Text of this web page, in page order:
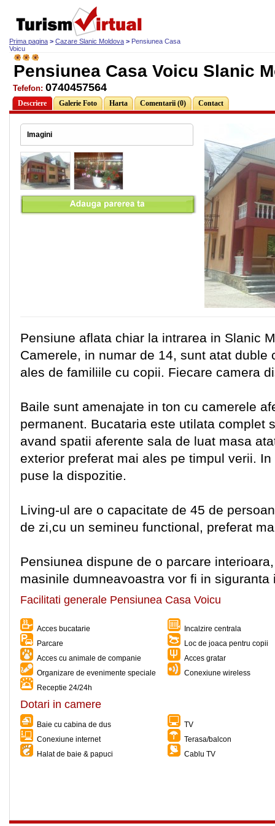
Prima pagina > Cazare Slanic Moldova > Pensiunea Casa
Voicu
Pensiunea Casa Voicu Slanic
Tefefon: 0740457564
Descriere Galerie Foto Harta Comentarii (0) Contact
Imagini
Pensiune aflata chiar la intrarea in Slanic
Camerele, in numar de 14, sunt atat duble
ales de familiile cu copii. Fiecare camera
Baile sunt amenajate in ton cu camerele
permanent. Bucataria este utilata complet
avand spatii aferente sala de luat masa
exterior preferat mai ales pe timpul verii.
puse la dispozitie.
Living-ul are o capacitate de 45 de
de zi,cu un semineu functional, preferat
Pensiunea dispune de o parcare
masinile dumneavoastra vor fi in siguranta
Facilitati generale Pensiunea Casa Voicu
Acces bucatarie
Incalzire centrala
Parcare
Loc de joaca pentru copii
Acces cu animale de companie
Acces gratar
Organizare de evenimente speciale
Conexiune wireless
Receptie 24/24h
Dotari in camere
Baie cu cabina de dus
TV
Conexiune internet
Terasa/balcon
Halat de baie & papuci
Cablu TV